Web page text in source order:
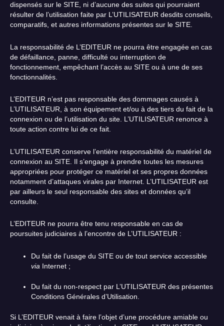
dispensés sur le SITE, ni d’aucune des suites qui pourraient
résulter de l’utilisation faite par L’UTILISATEUR desdits conseils,
comparatifs, et autres informations présentes sur le SITE.
La responsabilité de L’EDITEUR ne pourra être engagée en cas
de défaillance, panne, difficulté ou interruption de
fonctionnement, empêchant l’accès au SITE ou à une de ses
fonctionnalités.
L’EDITEUR n’est pas responsable des dommages causés à
L’UTILISATEUR, à son équipement et/ou à des tiers du fait de la
connexion ou de l’utilisation du site. L’UTILISATEUR renonce à
toute action contre lui de ce fait.
L’UTILISATEUR conserve l’entière responsabilité du matériel de
connexion au SITE. Il s’engage à prendre toutes les mesures
appropriées pour protéger ce matériel et ses propres données
notamment d’attaques virales par Internet. L’UTILISATEUR est
par ailleurs le seul responsable des sites et données qu’il
consulte.
L’EDITEUR ne pourra être tenu responsable en cas de
poursuites judiciaires à l’encontre de L’UTILISATEUR :
Du fait de l’usage du SITE ou de tout service accessible
via Internet ;
Du fait du non-respect par L’UTILISATEUR des présentes
Conditions Générales d’Utilisation.
Si L’EDITEUR venait à faire l’objet d’une procédure amiable ou